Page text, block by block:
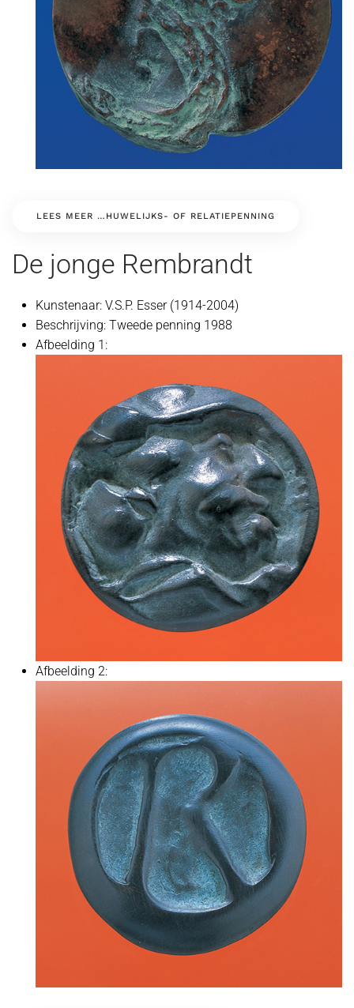
LEES MEER …HUWELIJKS- OF RELATIEPENNING
De jonge Rembrandt
Kunstenaar: V.S.P. Esser (1914-2004)
Beschrijving: Tweede penning 1988
Afbeelding 1:
Afbeelding 2: